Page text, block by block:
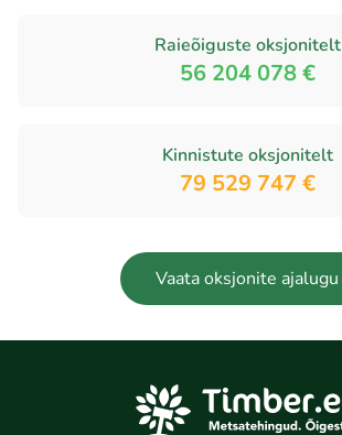
Raieõiguste oksjonitelt
56 204 078 €
Kinnistute oksjonitelt
79 529 747 €
Vaata oksjonite ajalugu